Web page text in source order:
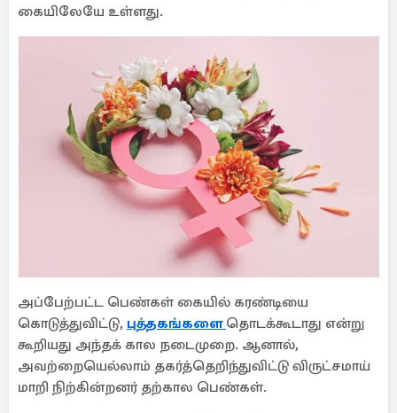
கையிலேயே உள்ளது.
அப்பேற்பட்ட பெண்கள் கையில் கரண்டியை
கொடுத்துவிட்டு, புத்தகங்களை தொடக்கூடாது என்று
கூறியது அந்தக் கால நடைமுறை. ஆனால்,
அவற்றையெல்லாம் தகர்த்தெறிந்துவிட்டு விருட்சமாய்
மாறி நிற்கின்றனர் தற்கால பெண்கள்.